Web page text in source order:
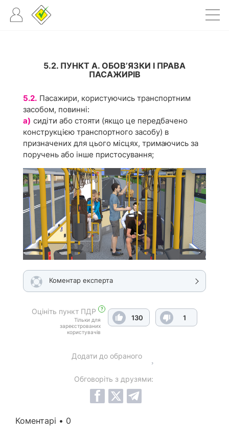
5.2. ПУНКТ А. ОБОВ’ЯЗКИ І ПРАВА
ПАСАЖИРІВ
5.2. Пасажири, користуючись транспортним
засобом, повинні:
а) сидіти або стояти (якщо це передбачено
конструкцією транспортного засобу) в
призначених для цього місцях, тримаючись за
поручень або інше пристосування;
Коментар експерта
Оцініть пункт ПДР ?
Тільки для
зареєстрованих
користувачів
130 1
Додати до обраного
Обговоріть з друзями:
Коментарі • 0